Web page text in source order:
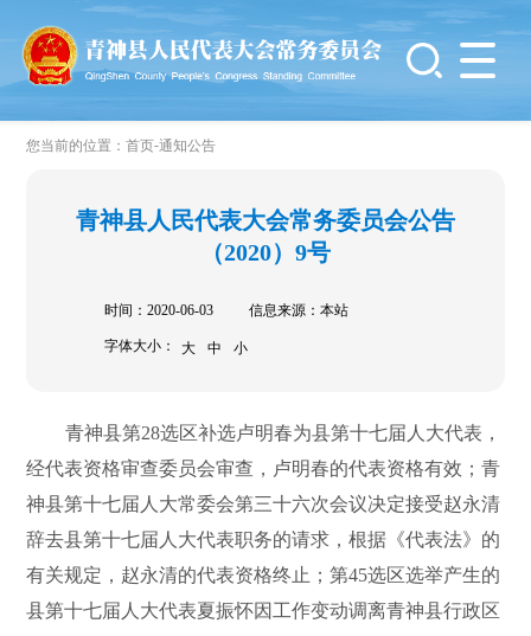
您当前的位置：首页-通知公告
青神县人民代表大会常务委员会公告
（2020）9号
时间：2020-06-03 信息来源：本站
字体大小： 大 中 小
青神县第28选区补选卢明春为县第十七届人大代表，
经代表资格审查委员会审查，卢明春的代表资格有效；青
神县第十七届人大常委会第三十六次会议决定接受赵永清
辞去县第十七届人大代表职务的请求，根据《代表法》的
有关规定，赵永清的代表资格终止；第45选区选举产生的
县第十七届人大代表夏振怀因工作变动调离青神县行政区